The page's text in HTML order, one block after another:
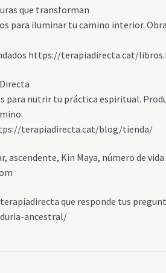
que transforman
para iluminar tu camino interior.
https://terapiadirecta.cat/
para nutrir tu práctica espiritual.
terapiadirecta.cat/blog/tienda/
ascendente, Kin Maya, número de vida
que responde tus
ancestral/